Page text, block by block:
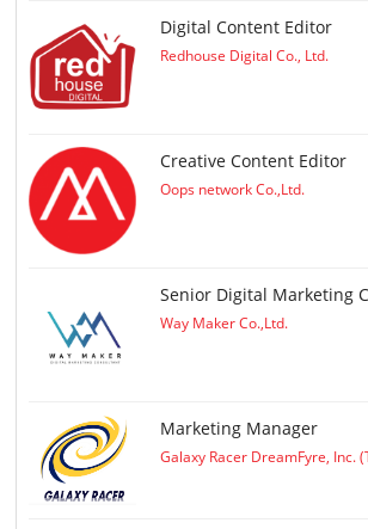
Digital Content Editor
Redhouse Digital Co., Ltd.
Creative Content Editor
Oops network Co.,Ltd.
Senior Digital Marketing
Way Maker Co.,Ltd.
Marketing Manager
Galaxy Racer DreamFyre, Inc.